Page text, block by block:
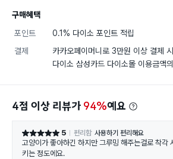
구매혜택
포인트
0.1% 다이소 포인트 적립
결제
카카오페이머니로 3만원 이상 결제
다이소 삼성카드 다이소몰 이용금액
4점 이상 리뷰가 94%예요
별점 5점 5 편리함 사용하기 편리해요
고양이가 좋아하긴 하지만 그루밍 해주는걸로 착각
키는 정도에요.